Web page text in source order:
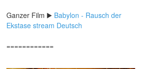
Ganzer Film ▶️ Babylon - Rausch der
Ekstase stream Deutsch
============